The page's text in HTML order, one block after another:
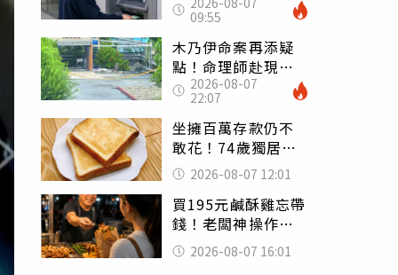
遭判刑」 律師：
搶錢先下手是罪
09:55
木乃伊命案再添疑
點！命理師赴現場
遇天候驟變 驚
喊：死者還有冤屈
2026-08-07
22:07
坐擁百萬存款仍不
敢花！74歲獨居翁
「1餐只吃1片吐
司」 半年後暴瘦
嚇壞女兒
2026-08-07 12:01
買195元鹹酥雞忘帶
錢！老闆神操作
「倒找5元」 全網
看哭：這就是台灣
2026-08-07 16:01